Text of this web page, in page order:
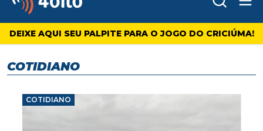
4oito
DEIXE AQUI SEU PALPITE PARA O JOGO DO CRICIÚMA!
COTIDIANO
COTIDIANO